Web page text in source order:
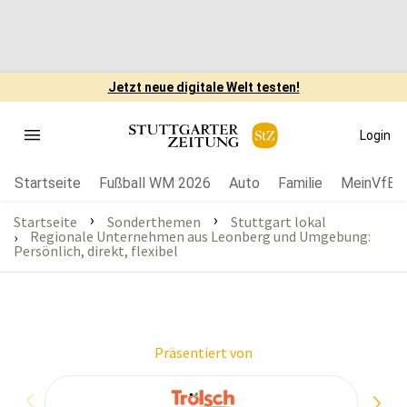
Jetzt neue digitale Welt testen!
Login
Startseite Fußball WM 2026 Auto Familie MeinVfB
Startseite › Sonderthemen ›
Stuttgart lokal
›
Regionale Unternehmen aus Leonberg und Umgebung:
Persönlich, direkt, flexibel
Präsentiert von